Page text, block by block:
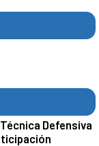
Defensiva